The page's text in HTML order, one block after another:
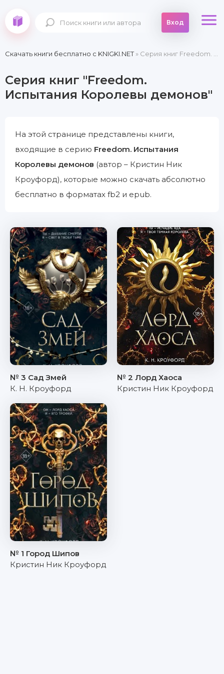
Вход
Скачать книги бесплатно c KNIGKI.NET» Серия книг Freedom. Испытания Королевы демонов
Серия книг "Freedom.
Испытания Королевы демонов"
На этой странице представлены книги,
входящие в серию Freedom. Испытания
Королевы демонов (автор – Кристин Ник
Кроуфорд), которые можно скачать абсолютно
бесплатно в форматах fb2 и epub.
№ 3 Сад Змей
К. Н. Кроуфорд
№ 2 Лорд Хаоса
Кристин Ник Кроуфорд
№ 1 Город Шипов
Кристин Ник Кроуфорд